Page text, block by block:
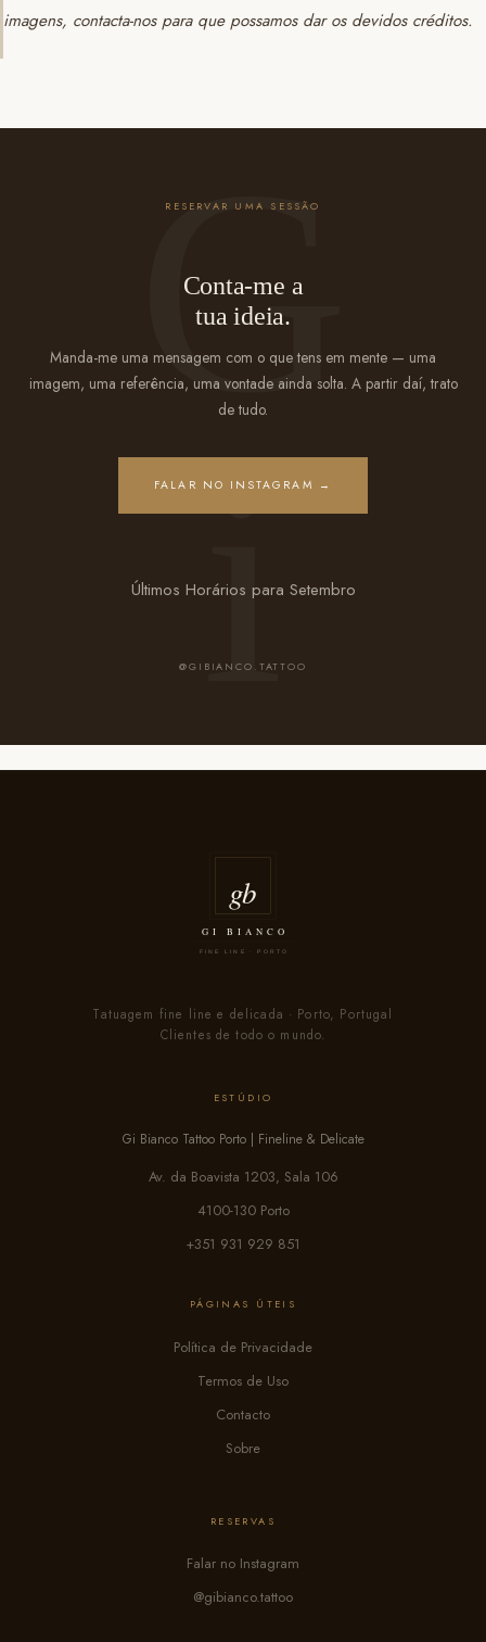
imagens, contacta-nos para que possamos dar os devidos créditos.
RESERVAR UMA SESSÃO
Conta-me a
tua ideia.
Manda-me uma mensagem com o que tens em mente — uma
imagem, uma referência, uma vontade ainda solta. A partir daí, trato
de tudo.
FALAR NO INSTAGRAM →
Últimos Horários para Setembro
@GIBIANCO.TATTOO
Tatuagem fine line e delicada · Porto, Portugal
Clientes de todo o mundo.
ESTÚDIO
Gi Bianco Tattoo Porto | Fineline & Delicate
Av. da Boavista 1203, Sala 106
4100-130 Porto
+351 931 929 851
PÁGINAS ÚTEIS
Política de Privacidade
Termos de Uso
Contacto
Sobre
RESERVAS
Falar no Instagram
@gibianco.tattoo